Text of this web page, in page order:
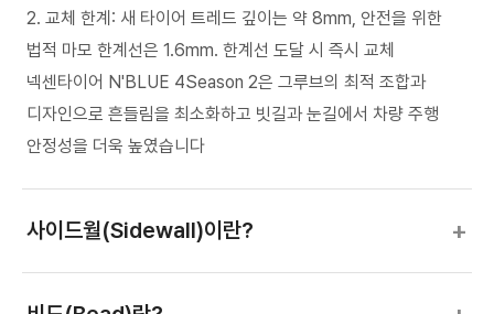
2. 교체 한계: 새 타이어 트레드 깊이는 약 8mm, 안전을 위한
법적 마모 한계선은 1.6mm. 한계선 도달 시 즉시 교체
넥센타이어 N'BLUE 4Season 2은 그루브의 최적 조합과
디자인으로 흔들림을 최소화하고 빗길과 눈길에서 차량 주행
안정성을 더욱 높였습니다
사이드월(Sidewall)이란? +